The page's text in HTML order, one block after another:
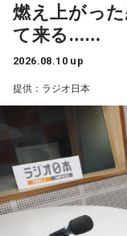
■放送日時：2026年
■パーソナリティ：
■メールアドレス：
■番組X：
■番組ハッシュタグ
◆この番組は、
で聴くことができる
⇒http://radiko.jp/
燃え上がっ
て来る……
2026.08.10 up
提供：ラジオ日本